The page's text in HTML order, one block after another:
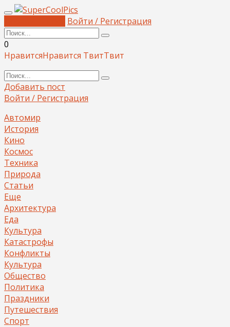
Войти / Регистрация
0
НравитсяНравится ТвитТвит
Добавить пост
Войти / Регистрация
Автомир
История
Кино
Космос
Техника
Природа
Статьи
Еще
Архитектура
Еда
Культура
Катастрофы
Конфликты
Культура
Общество
Политика
Праздники
Путешествия
Спорт